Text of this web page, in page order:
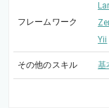
フレームワーク
Yii
その他のスキル 基